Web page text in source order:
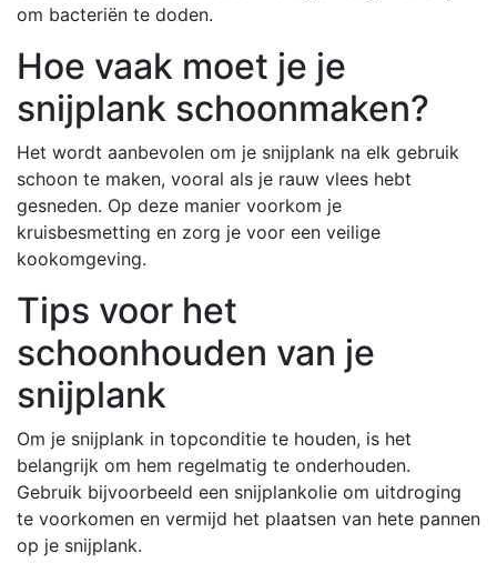
om bacteriën te doden.
Hoe vaak moet je je
snijplank schoonmaken?
Het wordt aanbevolen om je snijplank na elk gebruik
schoon te maken, vooral als je rauw vlees hebt
gesneden. Op deze manier voorkom je
kruisbesmetting en zorg je voor een veilige
kookomgeving.
Tips voor het
schoonhouden van je
snijplank
Om je snijplank in topconditie te houden, is het
belangrijk om hem regelmatig te onderhouden.
Gebruik bijvoorbeeld een snijplankolie om uitdroging
te voorkomen en vermijd het plaatsen van hete pannen
op je snijplank.